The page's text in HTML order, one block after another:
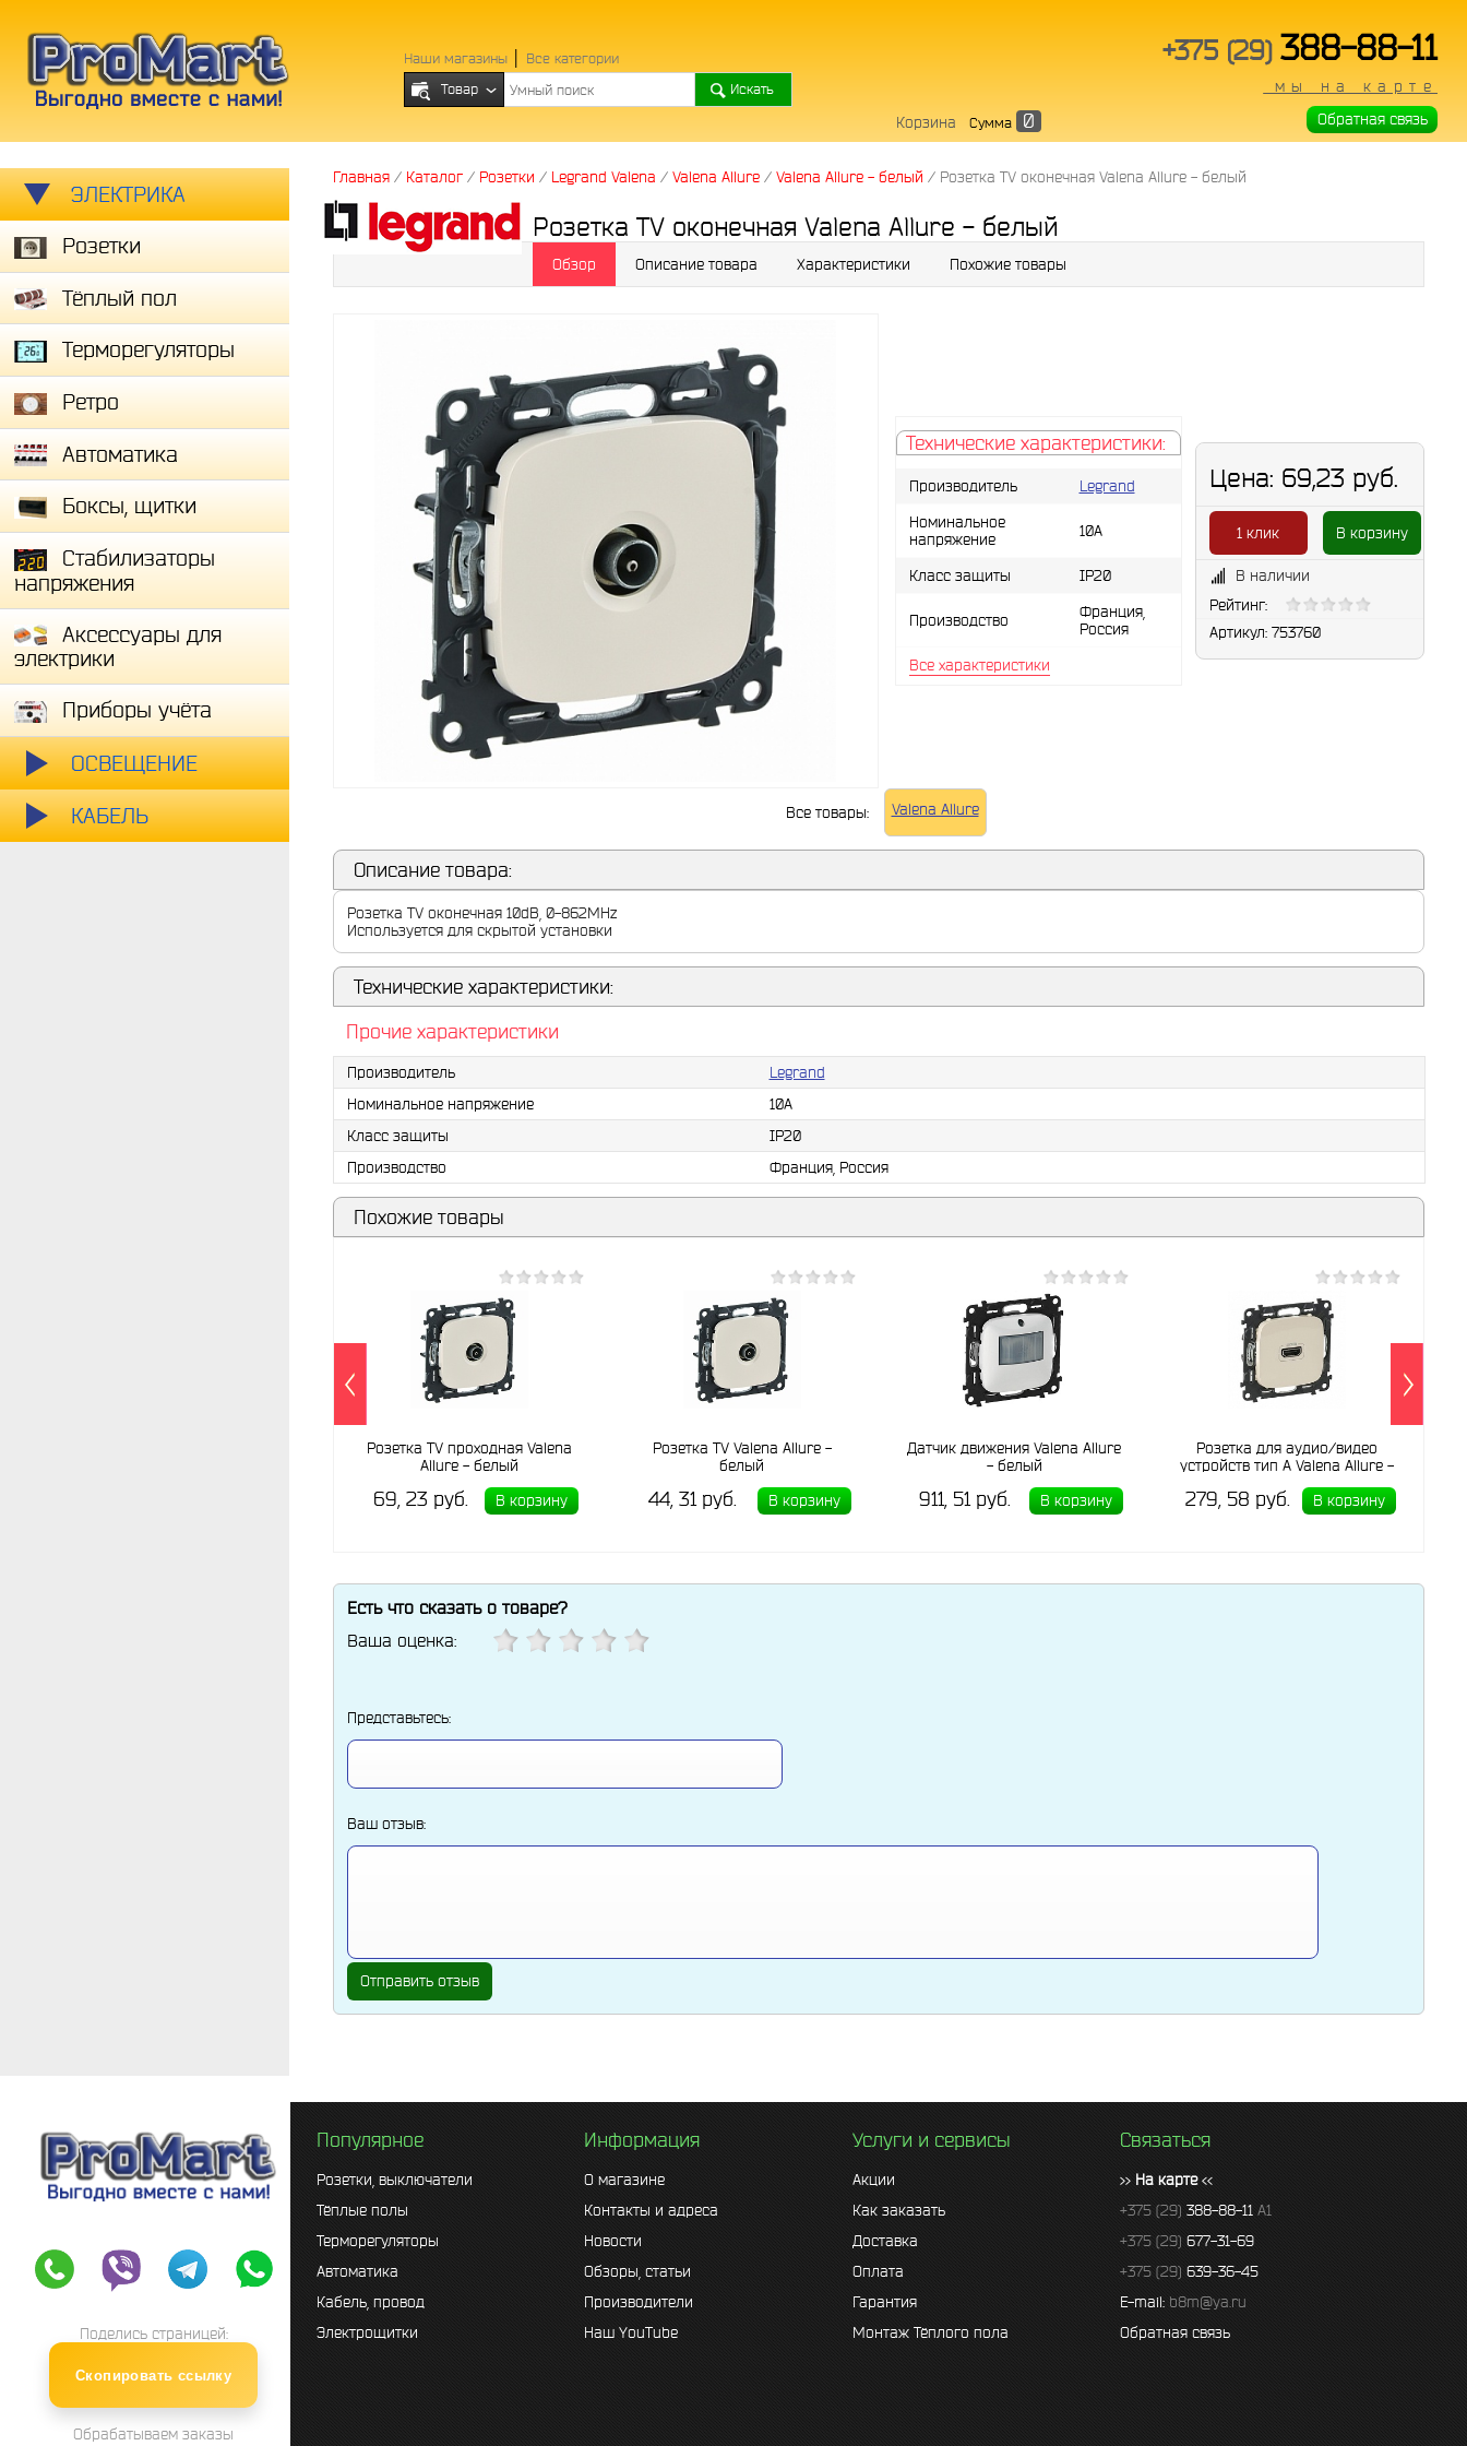
Наши магазины│
Все категории
Товар
Искать
+375 (29) 388-88-11
мы на карте
Корзина Сумма 0 Обратная связь
ЭЛЕКТРИКА
Розетки
Тёплый пол
Терморегуляторы
Ретро
Автоматика
Боксы, щитки
Стабилизаторы
напряжения
Аксессуары для
электрики
Приборы учёта
ОСВЕЩЕНИЕ
КАБЕЛЬ
Главная/ Каталог/ Розетки / Legrand Valena / Valena Allure/ Valena Allure - белый / Розетка TV оконечная Valena Allure - белый
Розетка TV оконечная Valena Allure - белый
Обзор Описание товара Характеристики Похожие товары
Технические характеристики:
Производитель Legrand
Номинальное
напряжение
10А
Класс защиты IP20
Производство
Франция,
Россия
Все характеристики
Цена: 69,23 руб.
В корзину
1 клик
В наличии
Рейтинг:
Артикул:753760
Все товары: Valena Allure
Описание товара:
Розетка TV оконечная 10dB, 0-862MHz
Используется для скрытой установки
Технические характеристики:
Прочие характеристики
Производитель
Legrand
Номинальное напряжение
10А
Класс защиты
IP20
Производство
Франция, Россия
Похожие товары
Розетка TV проходная Valena
Allure - белый
69, 23 руб. В корзину
Розетка TV Valena Allure -
белый
44, 31 руб. В корзину
Датчик движения Valena Allure
- белый
911, 51 руб. В корзину
Розетка для аудио/видео
устройств тип А Valena Allure -
279, 58 руб. В корзину
Есть что сказать о товаре?
Ваша оценка:
Представьтесь:
Ваш отзыв:
Отправить отзыв
Поделись страницей:
Скопировать ссылку
Обрабатываем заказы
Популярное
Розетки, выключатели
Тёплые полы
Терморегуляторы
Автоматика
Кабель, провод
Электрощитки
Информация
О магазине
Контакты и адреса
Новости
Обзоры, статьи
Производители
Наш YouTube
Услуги и сервисы
Акции
Как заказать
Доставка
Оплата
Гарантия
Монтаж Тёплого пола
Связаться
>> На карте<<
+375 (29) 388-88-11 A1
+375 (29) 677-31-69
+375 (29) 639-36-45
E-mail: b8m@ya.ru
Обратная связь